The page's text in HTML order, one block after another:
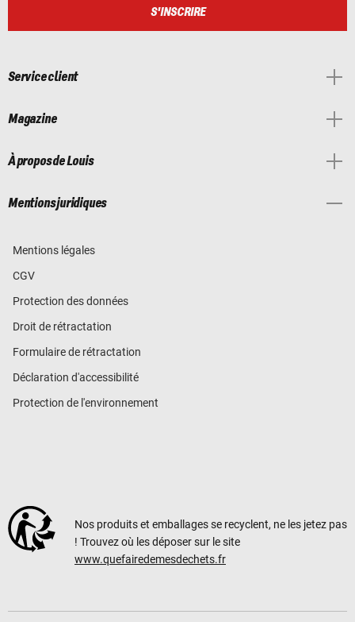
S'INSCRIRE
Service client
Magazine
À propos de Louis
Mentions juridiques
Mentions légales
CGV
Protection des données
Droit de rétractation
Formulaire de rétractation
Déclaration d'accessibilité
Protection de l'environnement
Nos produits et emballages se recyclent, ne les jetez pas
! Trouvez où les déposer sur le site
www.quefairedemesdechets.fr